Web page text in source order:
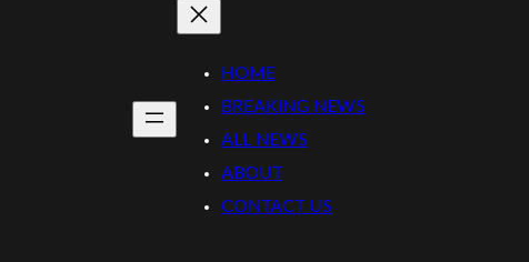
HOME
BREAKING NEWS
ALL NEWS
ABOUT
CONTACT US